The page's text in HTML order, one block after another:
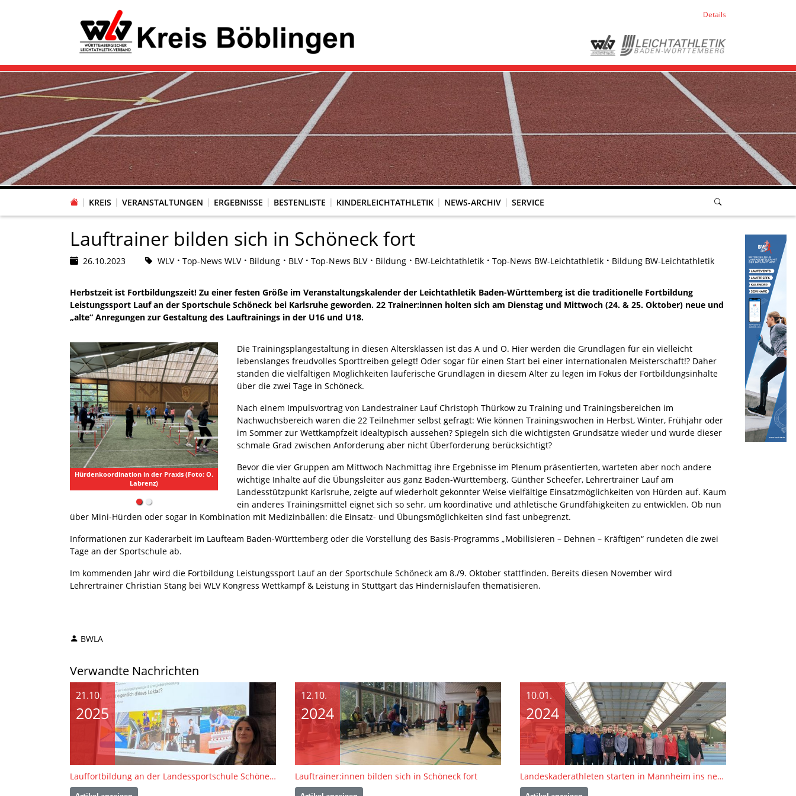
Details
KREIS VERANSTALTUNGEN ERGEBNISSE BESTENLISTE KINDERLEICHTATHLETIK NEWS-ARCHIV SERVICE
Lauftrainer bilden sich in Schöneck fort
26.10.2023 WLV Top-News WLV Bildung BLV Top-News BLV Bildung BW-Leichtathletik Top-News BW-Leichtathletik Bildung BW-Leichtathletik
Herbstzeit ist Fortbildungszeit! Zu einer festen Größe im Veranstaltungskalender der Leichtathletik Baden-Württemberg ist die traditionelle Fortbildung
Leistungssport Lauf an der Sportschule Schöneck bei Karlsruhe geworden. 22 Trainer:innen holten sich am Dienstag und Mittwoch (24. & 25. Oktober) neue und
„alte“ Anregungen zur Gestaltung des Lauftrainings in der U16 und U18.
Hürdenkoordination in der Praxis (Foto: O.
Labrenz)
Die Trainingsplangestaltung in diesen Altersklassen ist das A und O. Hier werden die Grundlagen für ein vielleicht
lebenslanges freudvolles Sporttreiben gelegt! Oder sogar für einen Start bei einer internationalen Meisterschaft!? Daher
standen die vielfältigen Möglichkeiten läuferische Grundlagen in diesem Alter zu legen im Fokus der Fortbildungsinhalte
über die zwei Tage in Schöneck.
Nach einem Impulsvortrag von Landestrainer Lauf Christoph Thürkow zu Training und Trainingsbereichen im
Nachwuchsbereich waren die 22 Teilnehmer selbst gefragt: Wie können Trainingswochen in Herbst, Winter, Frühjahr oder
im Sommer zur Wettkampfzeit idealtypisch aussehen? Spiegeln sich die wichtigsten Grundsätze wieder und wurde dieser
schmale Grad zwischen Anforderung aber nicht Überforderung berücksichtigt?
Bevor die vier Gruppen am Mittwoch Nachmittag ihre Ergebnisse im Plenum präsentierten, warteten aber noch andere
wichtige Inhalte auf die Übungsleiter aus ganz Baden-Württemberg. Günther Scheefer, Lehrertrainer Lauf am
Landesstützpunkt Karlsruhe, zeigte auf wiederholt gekonnter Weise vielfältige Einsatzmöglichkeiten von Hürden auf. Kaum
ein anderes Trainingsmittel eignet sich so sehr, um koordinative und athletische Grundfähigkeiten zu entwicklen. Ob nun
über Mini-Hürden oder sogar in Kombination mit Medizinbällen: die Einsatz- und Übungsmöglichkeiten sind fast unbegrenzt.
Informationen zur Kaderarbeit im Laufteam Baden-Württemberg oder die Vorstellung des Basis-Programms „Mobilisieren – Dehnen – Kräftigen“ rundeten die zwei
Tage an der Sportschule ab.
Im kommenden Jahr wird die Fortbildung Leistungssport Lauf an der Sportschule Schöneck am 8./9. Oktober stattfinden. Bereits diesen November wird
Lehrertrainer Christian Stang bei WLV Kongress Wettkampf & Leistung in Stuttgart das Hindernislaufen thematisieren.
BWLA
Verwandte Nachrichten
21.10.
2025
Lauffortbildung an der Landessportschule Schöneck
12.10.
2024
Lauftrainer:innen bilden sich in Schöneck fort
10.01.
2024
Landeskaderathleten starten in Mannheim ins neue Jahr